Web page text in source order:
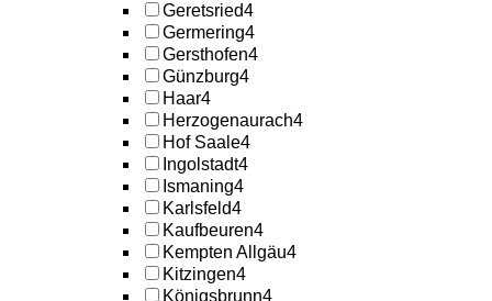
Geretsried4
Germering4
Gersthofen4
Günzburg4
Haar4
Herzogenaurach4
Hof Saale4
Ingolstadt4
Ismaning4
Karlsfeld4
Kaufbeuren4
Kempten Allgäu4
Kitzingen4
Königsbrunn4